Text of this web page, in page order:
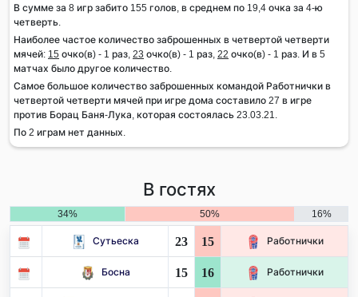
В сумме за 8 игр забито 155 голов, в среднем по 19,4 очка за 4-ю
четверть.
Наиболее частое количество заброшенных в четвертой четверти
мячей: 15 очко(в) - 1 раз, 23 очко(в) - 1 раз, 22 очко(в) - 1 раз. И в 5
матчах было другое количество.
Самое большое количество заброшенных командой Работнички в
четвертой четверти мячей при игре дома составило 27 в игре
против Борац Баня-Лука, которая состоялась 23.03.21.
По 2 играм нет данных.
В гостях
34% 50% 16%
Сутьеска 23 15 Работнички
Босна 15 16 Работнички